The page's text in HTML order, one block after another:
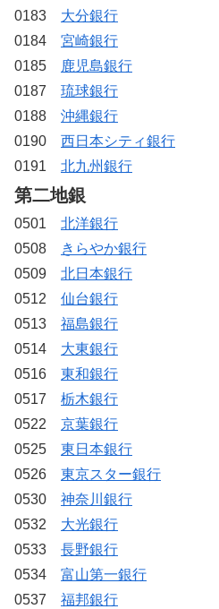
0183 大分銀行
0184 宮崎銀行
0185
鹿児島銀行
0187 琉球銀行
0188 沖縄銀行
0190 西日本シティ銀行
0191 北九州銀行
第二地銀
0501 北洋銀行
0508
きらやか銀行
0509 北日本銀行
0512 仙台銀行
0513 福島銀行
0514 大東銀行
0516 東和銀行
0517 栃木銀行
0522 京葉銀行
0525 東日本銀行
0526 東京スター銀行
0530 神奈川銀行
0532 大光銀行
0533 長野銀行
0534 富山第一銀行
0537 福邦銀行